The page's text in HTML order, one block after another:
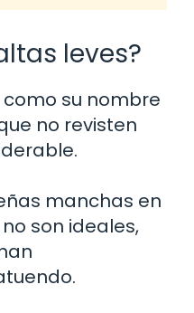
leves?
como su nombre
no revisten
manchas en
son ideales,